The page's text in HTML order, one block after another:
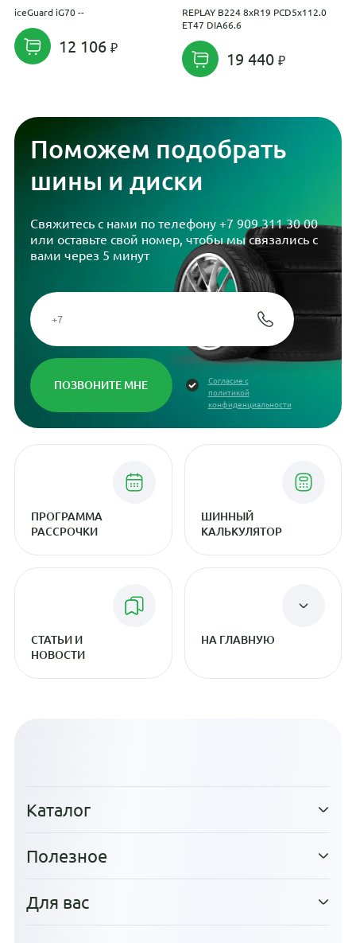
iceGuard iG70 --
12 106
REPLAY B224 8xR19 PCD5x112.0
ET47 DIA66.6
19 440
Поможем подобрать
шины и диски
Свяжитесь с нами по телефону +7 909 311 30 00
или оставьте свой номер, чтобы мы связались с
вами через 5 минут
Согласие с
политикой
конфиденциальности
ПРОГРАММА
РАССРОЧКИ
ШИННЫЙ
КАЛЬКУЛЯТОР
СТАТЬИ И
НОВОСТИ
НА ГЛАВНУЮ
Каталог
Полезное
Для вас